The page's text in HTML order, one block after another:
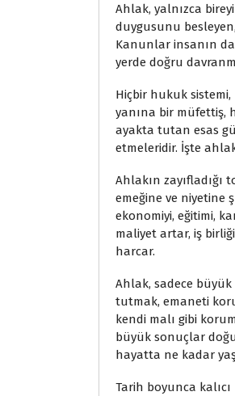
Ahlak, yalnızca
duygusunu
Kanunlar insanın
yerde doğru
Hiçbir hukuk sistemi,
yanına bir müfettiş,
ayakta tutan esas
etmeleridir. İşte
Ahlakın
emeğine ve niyetine
ekonomiyi, eğitimi,
maliyet artar, iş
harcar.
Ahlak, sadece
tutmak, emaneti
kendi malı gibi
büyük sonuçlar
hayatta ne kadar
Tarih boyunca